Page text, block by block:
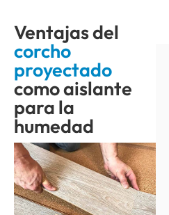
Ventajas del
corcho
proyectado
como aislante
para la
humedad